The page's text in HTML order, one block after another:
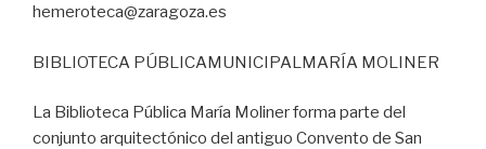
hemeroteca@zaragoza.es
BIBLIOTECA PÚBLICAMUNICIPALMARÍA MOLINER
La Biblioteca Pública María Moliner forma parte del
conjunto arquitectónico del antiguo Convento de San